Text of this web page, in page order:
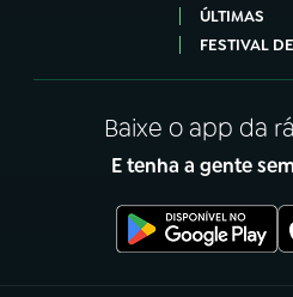
ÚLTIMAS
FESTIVAL
Baixe o app da
E tenha a gente